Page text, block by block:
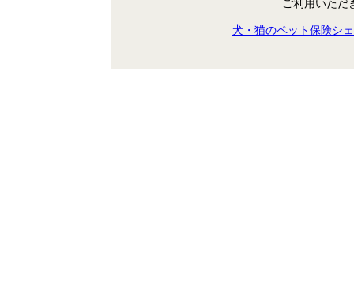
ご利用いただ
犬・猫のペット保険シ